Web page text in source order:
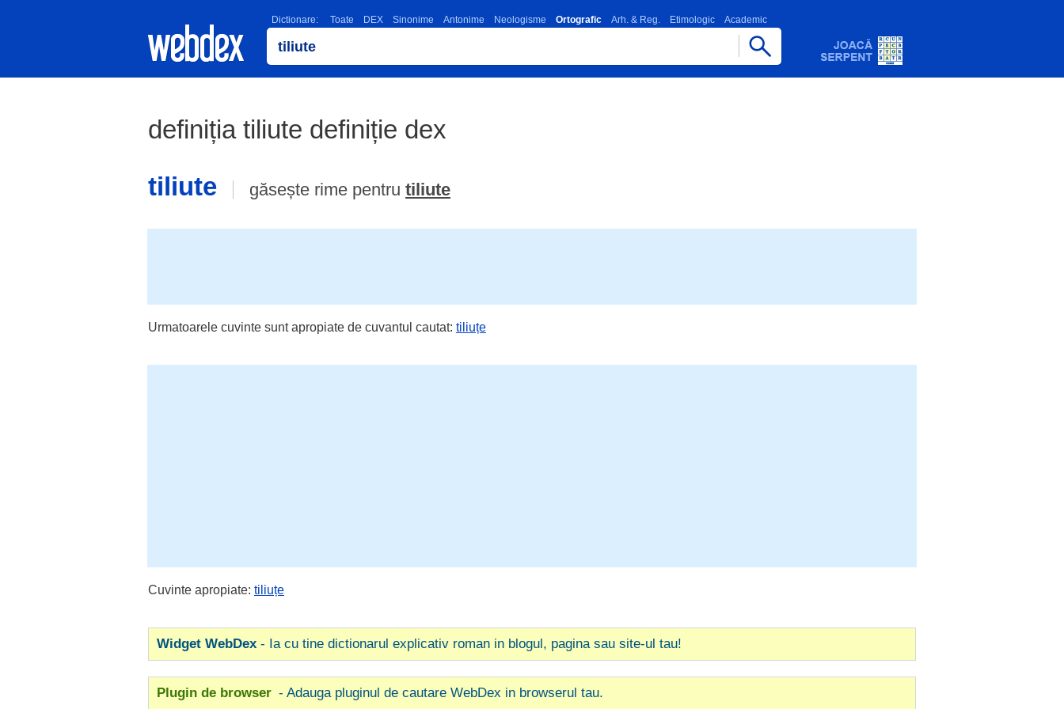
Dictionare: Toate DEX Sinonime Antonime Neologisme Ortografic Arh. & Reg. Etimologic Academic
definiția tiliute definiție dex
tiliute
găsește rime pentru tiliute
Urmatoarele cuvinte sunt apropiate de cuvantul cautat: tiliuțe
Cuvinte apropiate: tiliuțe
Widget WebDex - Ia cu tine dictionarul explicativ roman in blogul, pagina sau site-ul tau!
Plugin de browser - Adauga pluginul de cautare WebDex in browserul tau.